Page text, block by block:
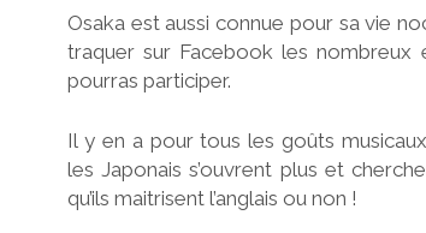
Osaka est aussi connue pour sa vie
traquer sur Facebook les nombreux
pourras participer.
Il y en a pour tous les goûts
les Japonais s’ouvrent plus et
qu’ils maitrisent l’anglais ou non !